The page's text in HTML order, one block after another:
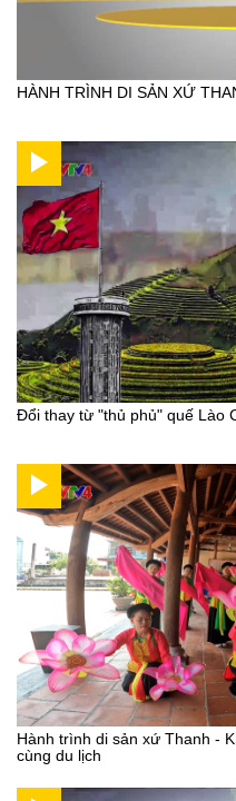
HÀNH TRÌNH DI SẢN XỨ
Đổi thay từ "thủ phủ" quế Lào
Hành trình di sản xứ Thanh -
cùng du lịch